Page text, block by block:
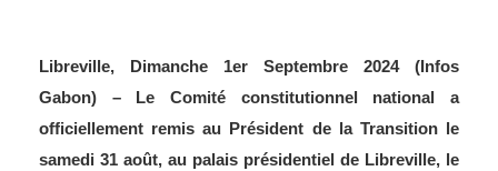
Libreville, Dimanche 1er Septembre 2024 (Infos
Gabon) – Le Comité constitutionnel national a
officiellement remis au Président de la Transition le
samedi 31 août, au palais présidentiel de Libreville, le